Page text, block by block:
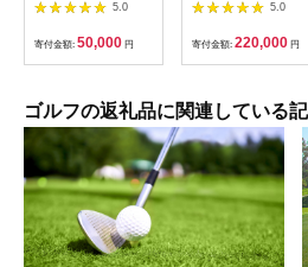
パターマットと練習用
具3種 【パターマット
工房PROゴルフショ
ップ】 [ATAG046] ゴ
ルフ用品 ゴルフ場 ス
ポーツ マット 練習 日
本製 高品質 人気 ベス
トセラー 高知
5.0
寄付金額: 50,000 円
年モデル》_IG-C703-
5L _(都城市)ダンロッ
プ ゼクシオ 14シリー
ズ 2025年モデル フ
MP1400L カーボンシ
ャフト レディス ゴル
フ用品 スポーツ用品
日本製 MADE IN
JAPAN 国産 ゴルフク
ラブ
5.0
寄付金額: 220,000 円
ゴルフの返礼品に関連している